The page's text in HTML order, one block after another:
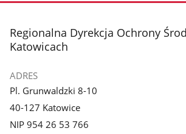
stopka
Regionalna Dyrekcja Ochrony
Katowicach
ADRES
Pl. Grunwaldzki 8-10
40-127 Katowice
NIP 954 26 53 766